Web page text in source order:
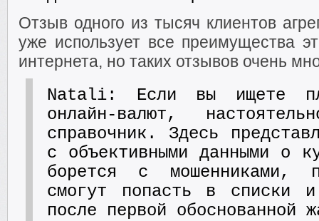
Отзыв одного из тысяч клиентов
уже использует все преимущества
интернета, но таких отзывов очень
Natali: Если вы ищете
онлайн-валют,
справочник. Здесь
с объективными данными о
борется с мошенниками,
смогут попасть в списки и
после первой обоснованной